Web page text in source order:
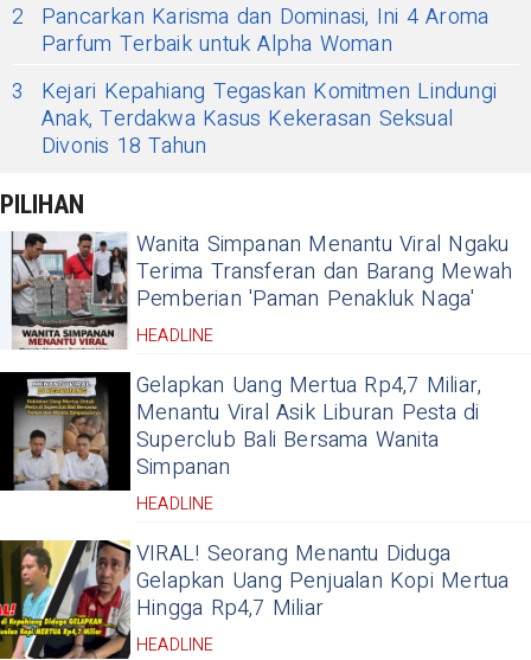
2
Pancarkan Karisma dan Dominasi, Ini 4 Aroma
Parfum Terbaik untuk Alpha Woman
3
Kejari Kepahiang Tegaskan Komitmen Lindungi
Anak, Terdakwa Kasus Kekerasan Seksual
Divonis 18 Tahun
PILIHAN
Wanita Simpanan Menantu Viral Ngaku
Terima Transferan dan Barang Mewah
Pemberian 'Paman Penakluk Naga'
HEADLINE
Gelapkan Uang Mertua Rp4,7 Miliar,
Menantu Viral Asik Liburan Pesta di
Superclub Bali Bersama Wanita
Simpanan
HEADLINE
VIRAL! Seorang Menantu Diduga
Gelapkan Uang Penjualan Kopi Mertua
Hingga Rp4,7 Miliar
HEADLINE